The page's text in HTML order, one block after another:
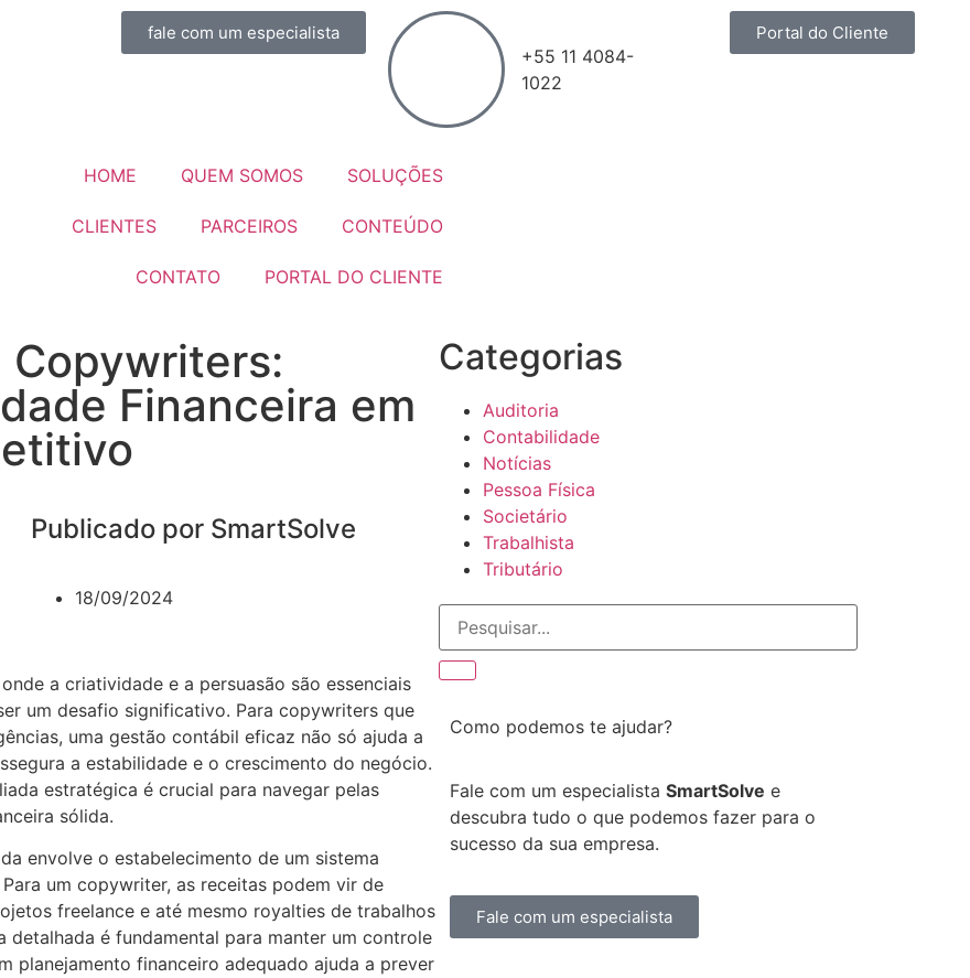
fale com um especialista
+55 11 4084-
1022
Portal do Cliente
HOME QUEM SOMOS SOLUÇÕES
CLIENTES PARCEIROS CONTEÚDO
CONTATO PORTAL DO CLIENTE
Copywriters:
Financeira em
Publicado por SmartSolve
18/09/2024
a criatividade e a persuasão são essenciais
um desafio significativo. Para copywriters que
uma gestão contábil eficaz não só ajuda a
a estabilidade e o crescimento do negócio.
estratégica é crucial para navegar pelas
sólida.
envolve o estabelecimento de um sistema
um copywriter, as receitas podem vir de
freelance e até mesmo royalties de trabalhos
é fundamental para manter um controle
planejamento financeiro adequado ajuda a prever
Categorias
Auditoria
Contabilidade
Notícias
Pessoa Física
Societário
Trabalhista
Tributário
Como podemos te ajudar?
Fale com um especialista SmartSolve e
descubra tudo o que podemos fazer para o
sucesso da sua empresa.
Fale com um especialista